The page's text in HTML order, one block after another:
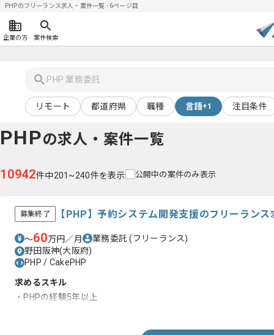
PHPのフリーランス求人・案件一覧 - 6ページ目
企業の方 案件検索
リモート 都道府県 職種 言語+1 注目条件
PHPの求人・案件一覧
10942件中201~240件を表示 公開中の案件のみ表示
募集終了 【PHP】予約システム開発支援のフリーラン
〜60万円／月 業務委託(フリーランス)
野田阪神(大阪府)
PHP / CakePHP
求めるスキル
・PHPの経験5年以上